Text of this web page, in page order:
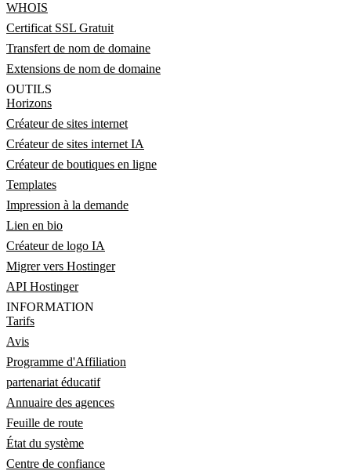
WHOIS
Certificat SSL Gratuit
Transfert de nom de domaine
Extensions de nom de domaine
OUTILS
Horizons
Créateur de sites internet
Créateur de sites internet IA
Créateur de boutiques en ligne
Templates
Impression à la demande
Lien en bio
Créateur de logo IA
Migrer vers Hostinger
API Hostinger
INFORMATION
Tarifs
Avis
Programme d'Affiliation
partenariat éducatif
Annuaire des agences
Feuille de route
État du système
Centre de confiance